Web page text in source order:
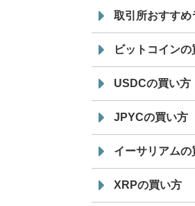
19:30
てステーブル
説セミナーを開
取引所おすすめ
ビットコインの
USDCの買い方
JPYCの買い方
イーサリアムの
XRPの買い方